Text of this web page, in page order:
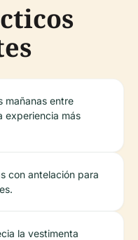
mañanas entre
experiencia más
con antelación para
la vestimenta